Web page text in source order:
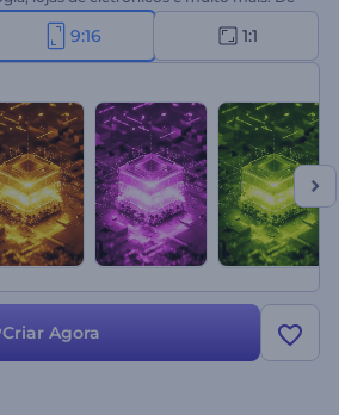
hoje mesmo!
9:16 1:1
Criar Agora